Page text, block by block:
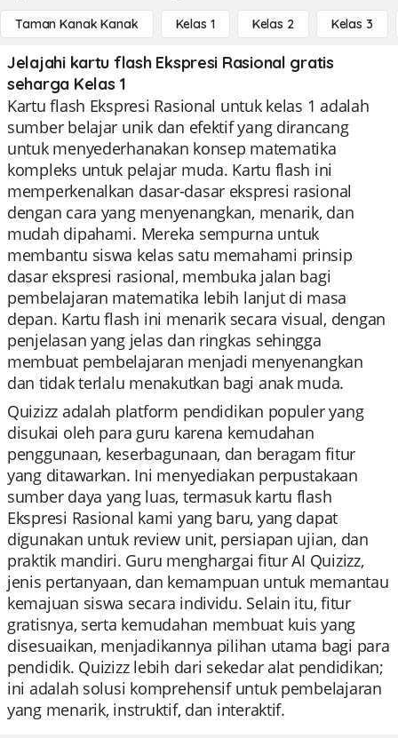
Taman Kanak Kanak Kelas 1 Kelas 2 Kelas 3
Jelajahi kartu flash Ekspresi Rasional gratis
seharga Kelas 1
Kartu flash Ekspresi Rasional untuk kelas 1 adalah
sumber belajar unik dan efektif yang dirancang
untuk menyederhanakan konsep matematika
kompleks untuk pelajar muda. Kartu flash ini
memperkenalkan dasar-dasar ekspresi rasional
dengan cara yang menyenangkan, menarik, dan
mudah dipahami. Mereka sempurna untuk
membantu siswa kelas satu memahami prinsip
dasar ekspresi rasional, membuka jalan bagi
pembelajaran matematika lebih lanjut di masa
depan. Kartu flash ini menarik secara visual, dengan
penjelasan yang jelas dan ringkas sehingga
membuat pembelajaran menjadi menyenangkan
dan tidak terlalu menakutkan bagi anak muda.
Quizizz adalah platform pendidikan populer yang
disukai oleh para guru karena kemudahan
penggunaan, keserbagunaan, dan beragam fitur
yang ditawarkan. Ini menyediakan perpustakaan
sumber daya yang luas, termasuk kartu flash
Ekspresi Rasional kami yang baru, yang dapat
digunakan untuk review unit, persiapan ujian, dan
praktik mandiri. Guru menghargai fitur AI Quizizz,
jenis pertanyaan, dan kemampuan untuk memantau
kemajuan siswa secara individu. Selain itu, fitur
gratisnya, serta kemudahan membuat kuis yang
disesuaikan, menjadikannya pilihan utama bagi para
pendidik. Quizizz lebih dari sekedar alat pendidikan;
ini adalah solusi komprehensif untuk pembelajaran
yang menarik, instruktif, dan interaktif.